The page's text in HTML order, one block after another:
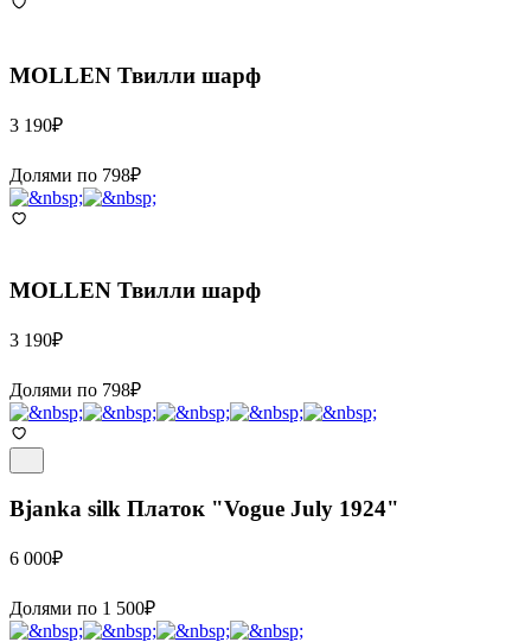
MOLLEN Твилли шарф
3 190₽
Долями по 798₽
MOLLEN Твилли шарф
3 190₽
Долями по 798₽
Bjanka silk Платок "Vogue July 1924"
6 000₽
Долями по 1 500₽